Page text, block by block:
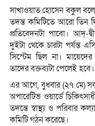
সাখাওয়াত হোসেন বকুল
তদন্ত কমিটিতে আরো তিন
প্রতিবেদনটা পাবো। আদ্-
দুইটা থেকে চারটা পর্যন্ত
সিস্টেম ছিল না।
তাদের বক্তব্যটা পেলেই
এর আগে, বুধবার (২৭ মে)
অপারেটিভ ওয়ার্ডে
তদন্তে স্বাস্থ্য ও পরিবার
কমিটি গঠন করেছে।